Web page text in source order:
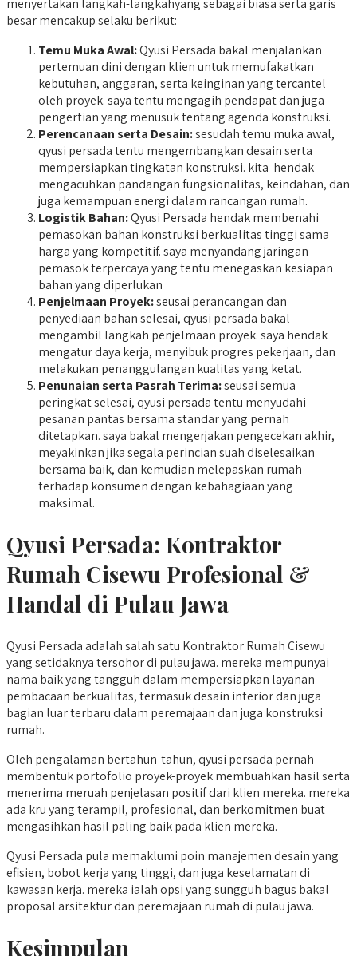
menyertakan langkah-langkahyang sebagai biasa serta garis
besar mencakup selaku berikut:
Temu Muka Awal:Qyusi Persada bakal menjalankan
pertemuan dini dengan klien untuk memufakatkan
kebutuhan, anggaran, serta keinginan yang tercantel
oleh proyek. saya tentu mengagih pendapat dan juga
pengertian yang menusuk tentang agenda konstruksi.
Perencanaan serta Desain:sesudah temu muka awal,
qyusi persada tentu mengembangkan desain serta
mempersiapkan tingkatan konstruksi. kita hendak
mengacuhkan pandangan fungsionalitas, keindahan, dan
juga kemampuan energi dalam rancangan rumah.
Logistik Bahan:Qyusi Persada hendak membenahi
pemasokan bahan konstruksi berkualitas tinggi sama
harga yang kompetitif. saya menyandang jaringan
pemasok terpercaya yang tentu menegaskan kesiapan
bahan yang diperlukan
Penjelmaan Proyek:seusai perancangan dan
penyediaan bahan selesai, qyusi persada bakal
mengambil langkah penjelmaan proyek. saya hendak
mengatur daya kerja, menyibuk progres pekerjaan, dan
melakukan penanggulangan kualitas yang ketat.
Penunaian serta Pasrah Terima:seusai semua
peringkat selesai, qyusi persada tentu menyudahi
pesanan pantas bersama standar yang pernah
ditetapkan. saya bakal mengerjakan pengecekan akhir,
meyakinkan jika segala perincian suah diselesaikan
bersama baik, dan kemudian melepaskan rumah
terhadap konsumen dengan kebahagiaan yang
maksimal.
Qyusi Persada: Kontraktor
Rumah Cisewu Profesional &
Handal di Pulau Jawa
Qyusi Persada adalah salah satu Kontraktor Rumah Cisewu
yang setidaknya tersohor di pulau jawa. mereka mempunyai
nama baik yang tangguh dalam mempersiapkan layanan
pembacaan berkualitas, termasuk desain interior dan juga
bagian luar terbaru dalam peremajaan dan juga konstruksi
rumah.
Oleh pengalaman bertahun-tahun, qyusi persada pernah
membentuk portofolio proyek-proyek membuahkan hasil serta
menerima meruah penjelasan positif dari klien mereka. mereka
ada kru yang terampil, profesional, dan berkomitmen buat
mengasihkan hasil paling baik pada klien mereka.
Qyusi Persada pula memaklumi poin manajemen desain yang
efisien, bobot kerja yang tinggi, dan juga keselamatan di
kawasan kerja. mereka ialah opsi yang sungguh bagus bakal
proposal arsitektur dan peremajaan rumah di pulau jawa.
Kesimpulan